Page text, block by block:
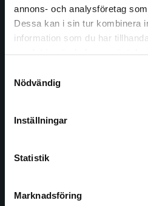
annons- och analysföretag
Dessa kan i sin tur kombinera
information som du har
Nödvändig
Inställningar
Statistik
Marknadsföring
Det verkar som att du
Sverige. För att kunna
046-31 20 00
Box 141
Besöksadress:
Åkergränden 1
Kontakta kundservice